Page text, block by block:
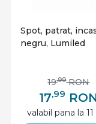
Spot, patrat,
negru, Lumiled
17,99
19,99 RON
valabil pana la